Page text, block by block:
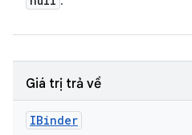
Giá trị trả về
IBinder